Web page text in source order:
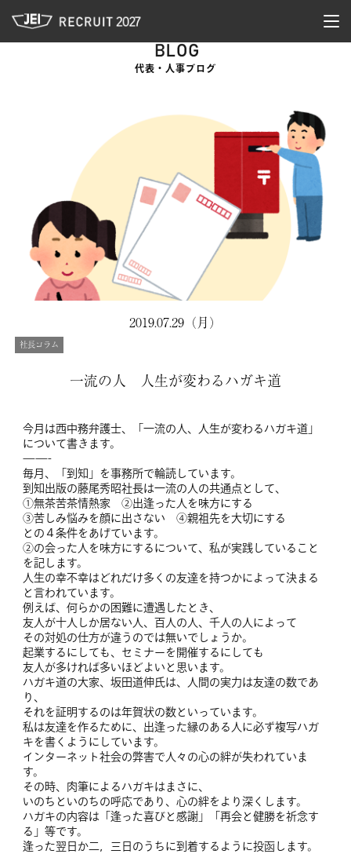
代表・人事ブログ
2019.07.29（月）
社長コラム
一流の人 人生が変わるハガキ道
今月は西中務弁護士、「一流の人、人生が変わるハガキ道」
について書きます。
——-
毎月、「到知」を事務所で輪読しています。
到知出版の藤尾秀昭社長は一流の人の共通点として、
①無茶苦茶情熱家 ②出逢った人を味方にする
③苦しみ悩みを顔に出さない ④親祖先を大切にする
との４条件をあげています。
②の会った人を味方にするについて、私が実践していること
を記します。
人生の幸不幸はどれだけ多くの友達を持つかによって決まる
と言われています。
例えば、何らかの困難に遭遇したとき、
友人が十人しか居ない人、百人の人、千人の人によって
その対処の仕方が違うのでは無いでしょうか。
起業するにしても、セミナーを開催するにしても
友人が多ければ多いほどよいと思います。
ハガキ道の大家、坂田道伸氏は、人間の実力は友達の数であ
り、
それを証明するのは年賀状の数といっています。
私は友達を作るために、出逢った縁のある人に必ず複写ハガ
キを書くようにしています。
インターネット社会の弊害で人々の心の絆が失われていま
す。
その時、肉筆によるハガキはまさに、
いのちといのちの呼応であり、心の絆をより深くします。
ハガキの内容は「逢った喜びと感謝」「再会と健勝を祈念す
る」等です。
逢った翌日か二，三日のうちに到着するように投函します。